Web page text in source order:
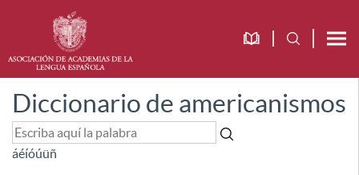
Diccionario de americanismos
áéíóúüñ